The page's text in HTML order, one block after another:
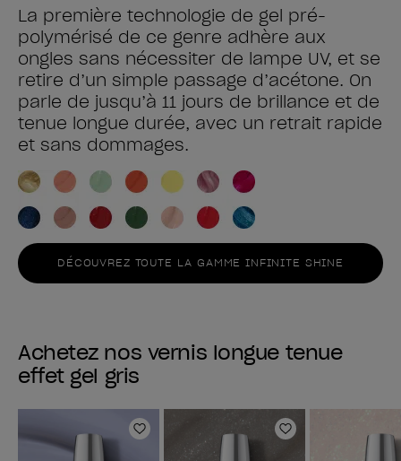
La première technologie de gel pré-
polymérisé de ce genre adhère aux
ongles sans nécessiter de lampe UV, et se
retire d’un simple passage d’acétone. On
parle de jusqu’à 11 jours de brillance et de
tenue longue durée, avec un retrait rapide
et sans dommages.
DÉCOUVREZ TOUTE LA GAMME INFINITE SHINE
Achetez nos vernis longue tenue
effet gel gris
Ajouter aux favorisAjouter aux